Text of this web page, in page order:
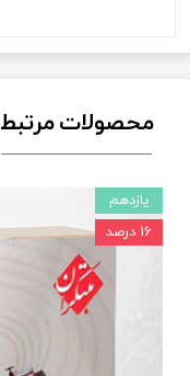
محصولات مرتبط
یازدهم
۱۶ درصد